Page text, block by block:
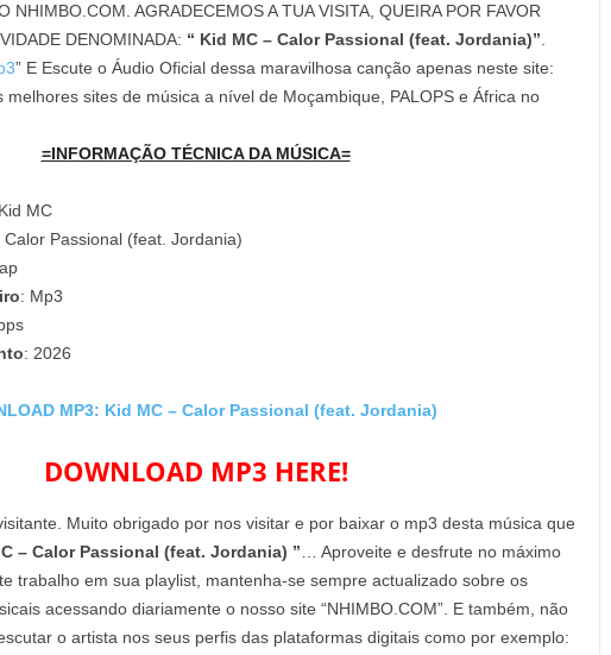
NHIMBO.COM. AGRADECEMOS A TUA VISITA, QUEIRA POR FAVOR
DENOMINADA: “ Kid MC – Calor Passional (feat. Jordania)”
” E Escute o Áudio Oficial dessa maravilhosa canção apenas neste site:
melhores sites de música a nível de Moçambique, PALOPS e África no
=INFORMAÇÃO TÉCNICA DA MÚSICA=
MC
Calor Passional (feat. Jordania)
: Mp3
: 2026
MP3: Kid MC – Calor Passional (feat. Jordania)
DOWNLOAD MP3 HERE!
Muito obrigado por nos visitar e por baixar o mp3 desta música que
– Calor Passional (feat. Jordania) ” … Aproveite e desfrute no máximo
trabalho em sua playlist, mantenha-se sempre actualizado sobre os
acessando diariamente o nosso site “NHIMBO.COM”. E também, não
o artista nos seus perfis das plataformas digitais como por exemplo: